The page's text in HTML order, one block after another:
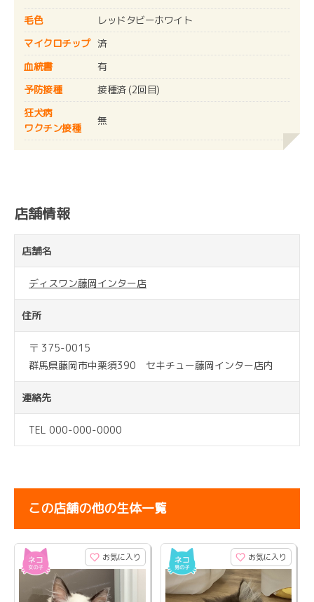
毛色
レッドタビーホワイト
マイクロチップ 済
血統書
有
予防接種
接種済 (2回目)
狂犬病
ワクチン接種
無
店舗情報
店舗名
ディスワン藤岡インター店
住所
〒 375-0015
群馬県藤岡市中栗須390 セキチュー藤岡インター店内
連絡先
TEL 000-000-0000
この店舗の他の生体一覧
お気に入り お気に入り